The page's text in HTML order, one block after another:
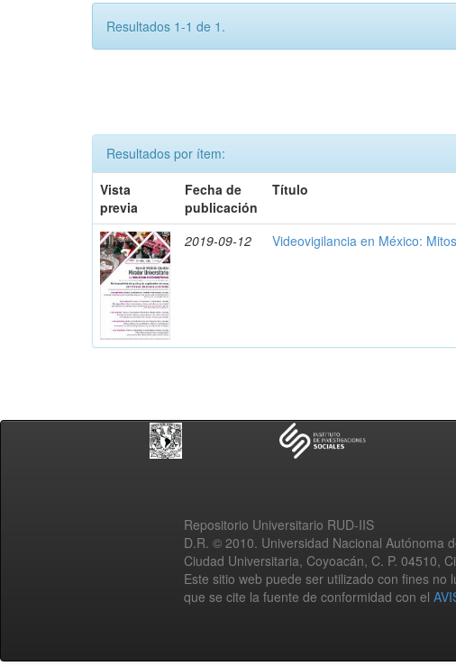
Resultados 1-1 de 1.
Resultados por ítem:
Vista
previa
Fecha de
publicación
Título
2019-09-12 Videovigilancia en México:
Repositorio Universitario RUD-IIS
D.R. © 2010. Universidad Nacional Autónoma
Ciudad Universitaria, Coyoacán, C. P. 04510,
Este sitio web puede ser utilizado con fines no
que se cite la fuente de conformidad con el